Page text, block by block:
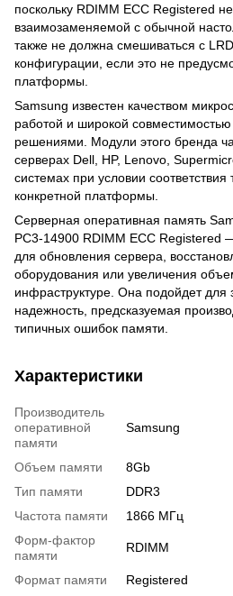
поскольку RDIMM ECC Registered
взаимозаменяемой с обычной
также не должна смешиваться с
конфигурации, если это не
платформы.
Samsung известен качеством
работой и широкой
решениями. Модули этого бренда
серверах Dell, HP, Lenovo,
системах при условии
конкретной платформы.
Серверная оперативная память
PC3-14900 RDIMM ECC Registered
для обновления сервера,
оборудования или увеличения
инфраструктуре. Она подойдет для
надежность, предсказуемая
типичных ошибок памяти.
Характеристики
Производитель
оперативной
памяти
Samsung
Объем памяти
8Gb
Тип памяти
DDR3
Частота памяти
1866 МГц
Форм-фактор
памяти
RDIMM
Формат памяти
Registered